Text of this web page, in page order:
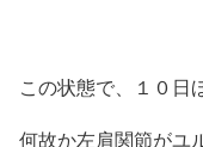
この状態で、１０日
何故か左肩関節がユ